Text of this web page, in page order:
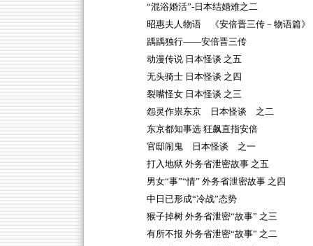
“混浴婚活”-日本结婚难之二
昭惠夫人物语 《安倍晋三传－物语篇》
踽踽独行——安倍晋三传
动漫传说 日本怪谈 之五
无头骑士 日本怪谈 之四
裂嘴怪女 日本怪谈 之三
怨灵作祟东京 日本怪谈 之二
东京都知事选 狂飙直指安倍
官邸闹鬼 日本怪谈 之一
打入地狱 外务省泄密故事 之五
男女“事”“情” 外务省泄密故事 之四
中日已形成“冷战”态势
猴子掉树 外务省泄密“故事” 之三
有所不报 外务省泄密“故事” 之二